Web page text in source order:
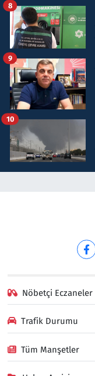
8
9
10
Nöbetçi Eczaneler
Trafik Durumu
Tüm Manşetler